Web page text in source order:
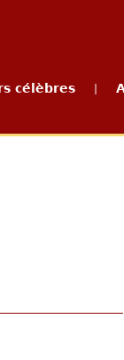
célèbres